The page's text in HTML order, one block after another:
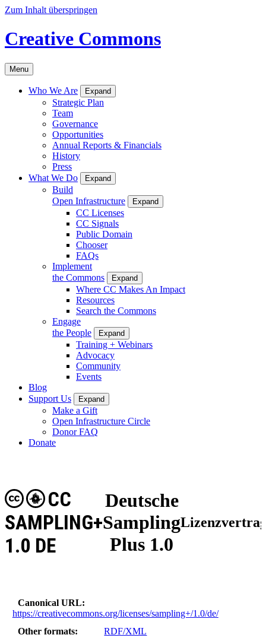
Zum Inhalt überspringen
Creative Commons
Menu
Who We Are Expand
Strategic Plan
Team
Governance
Opportunities
Annual Reports & Financials
History
Press
What We Do
Expand
Build
Open Infrastructure
Expand
CC Licenses
CC Signals
Public Domain
Chooser
FAQs
Implement
the Commons
Expand
Where CC Makes An Impact
Resources
Search the Commons
Engage
the People
Expand
Training + Webinars
Advocacy
Community
Events
Blog
Support Us
Expand
Make a Gift
Open Infrastructure Circle
Donor FAQ
Donate
Deutsche
Sampling
Plus 1.0
CC
SAMPLING+
1.0 DE
Canonical URL
https://creativecommons.org/licenses/sampling+/1.0/de/
Other formats
RDF/XML